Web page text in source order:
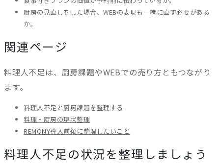
厨房の見直しをした場合、WEBの表現も一緒に直す必要がある
か。
関連ページ
料理人不足は、厨房課題やWEBでの売り方ともつながり
ます。
料理人不足と厨房課題を整理する
料理・厨房の現状整理
REMONY導入前後に整理したいこと
料理人不足の状況を整理しましょう